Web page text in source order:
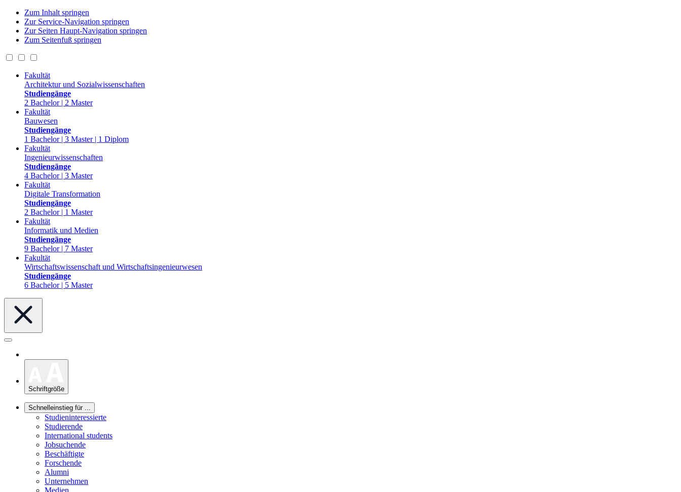
Zum Inhalt springen
Zur Service-Navigation springen
Zur Seiten Haupt-Navigation springen
Zum Seitenfuß springen
Fakultät
Architektur und Sozialwissenschaften
Studiengänge
2 Bachelor | 2 Master
Fakultät
Bauwesen
Studiengänge
1 Bachelor | 3 Master | 1 Diplom
Fakultät
Ingenieurwissenschaften
Studiengänge
4 Bachelor | 3 Master
Fakultät
Digitale Transformation
Studiengänge
2 Bachelor | 1 Master
Fakultät
Informatik und Medien
Studiengänge
9 Bachelor | 7 Master
Fakultät
Wirtschaftswissenschaft und Wirtschaftsingenieurwesen
Studiengänge
6 Bachelor | 5 Master
Schriftgröße
Schnelleinstieg für ...
Studieninteressierte
Studierende
International students
Jobsuchende
Beschäftigte
Forschende
Alumni
Unternehmen